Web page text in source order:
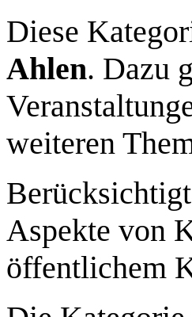
Diese
Ahlen. Dazu
weiteren
Aspekte von
öffentlichem